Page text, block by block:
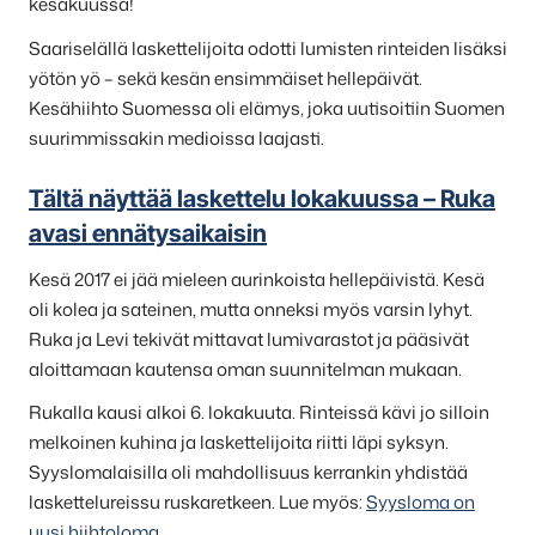
Saariselällä laskettelijoita odotti lumisten rinteiden lisäksi
yötön yö – sekä kesän ensimmäiset hellepäivät.
Kesähiihto Suomessa oli elämys, joka uutisoitiin Suomen
suurimmissakin medioissa laajasti.
Tältä näyttää laskettelu lokakuussa – Ruka
avasi ennätysaikaisin
Kesä 2017 ei jää mieleen aurinkoista hellepäivistä. Kesä
oli kolea ja sateinen, mutta onneksi myös varsin lyhyt.
Ruka ja Levi tekivät mittavat lumivarastot ja pääsivät
aloittamaan kautensa oman suunnitelman mukaan.
Rukalla kausi alkoi 6. lokakuuta. Rinteissä kävi jo silloin
melkoinen kuhina ja laskettelijoita riitti läpi syksyn.
Syyslomalaisilla oli mahdollisuus kerrankin yhdistää
laskettelureissu ruskaretkeen. Lue myös:Syysloma on